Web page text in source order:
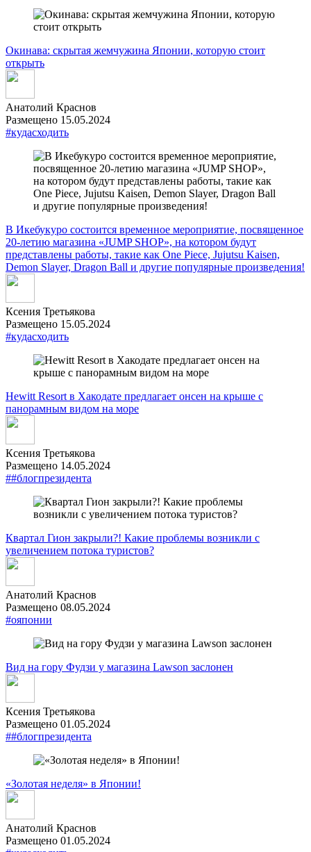
Окинава: скрытая жемчужина Японии, которую стоит
открыть
Анатолий Краснов
Размещено 15.05.2024
#кудасходить
В Икебукуро состоится временное мероприятие, посвященное
20-летию магазина «JUMP SHOP», на котором будут
представлены работы, такие как One Piece, Jujutsu Kaisen,
Demon Slayer, Dragon Ball и другие популярные произведения!
Ксения Третьякова
Размещено 15.05.2024
#кудасходить
Hewitt Resort в Хакодате предлагает онсен на крыше с
панорамным видом на море
Ксения Третьякова
Размещено 14.05.2024
##блогпрезидента
Квартал Гион закрыли?! Какие проблемы возникли с
увеличением потока туристов?
Анатолий Краснов
Размещено 08.05.2024
#ояпонии
Вид на гору Фудзи у магазина Lawson заслонен
Ксения Третьякова
Размещено 01.05.2024
##блогпрезидента
«Золотая неделя» в Японии!
Анатолий Краснов
Размещено 01.05.2024